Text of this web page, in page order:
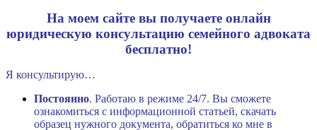
На моем сайте вы получаете онлайн
юридическую консультацию семейного адвоката
бесплатно!
Я консультирую…
Постоянно. Работаю в режиме 24/7. Вы сможете
ознакомиться с информационной статьей, скачать
образец нужного документа, обратиться ко мне в